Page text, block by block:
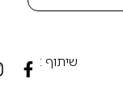
שיתוף :